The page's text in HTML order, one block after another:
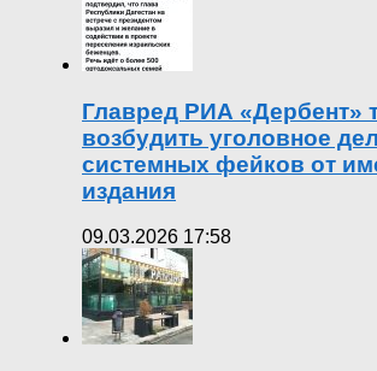
Главред РИА «Дербент»
возбудить уголовное
системных фейков от
издания
09.03.2026 17:58